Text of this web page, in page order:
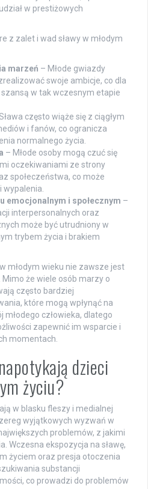
w prestiżowych
z zalet i wad sławy w młodym
marzeń – Młode gwiazdy
swoje ambicje, co dla
w tak wczesnym etapie
często wiąże się z ciągłym
i fanów, co ogranicza
normalnego życia.
– Młode osoby mogą czuć się
oczekiwaniami ze strony
społeczeństwa, co może
wypalenia.
emocjonalnym i społecznym –
interpersonalnych oraz
może być utrudniony w
trybem życia i brakiem
młodym wieku nie zawsze jest
że wiele osób marzy o
często bardziej
które mogą wpłynąć na
człowieka, dlatego
zapewnić im wsparcie i
momentach.
dzieci
życiu?
w blasku fleszy i medialnej
wyjątkowych wyzwań w
problemów, z jakimi
Wczesna ekspozycja na sławę,
życiem oraz presja otoczenia
substancji
co prowadzi do problemów